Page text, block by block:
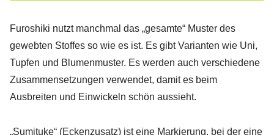
Furoshiki nutzt manchmal das „gesamte“ Muster des
gewebten Stoffes so wie es ist. Es gibt Varianten wie Uni,
Tupfen und Blumenmuster. Es werden auch verschiedene
Zusammensetzungen verwendet, damit es beim
Ausbreiten und Einwickeln schön aussieht.
„Sumituke“ (Eckenzusatz) ist eine Markierung, bei der eine